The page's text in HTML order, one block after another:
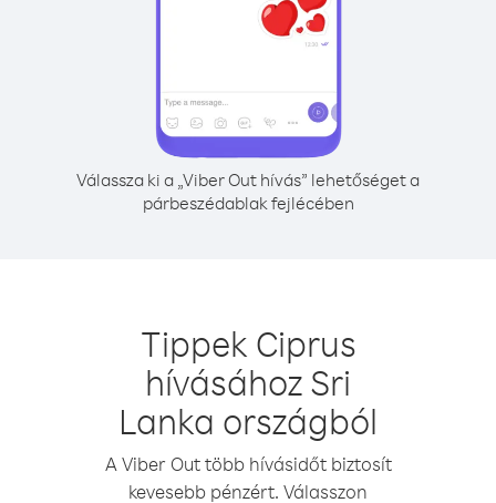
Válassza ki a „Viber Out hívás” lehetőséget a
párbeszédablak fejlécében
Tippek Ciprus
hívásához Sri
Lanka országból
A Viber Out több hívásidőt biztosít
kevesebb pénzért. Válasszon